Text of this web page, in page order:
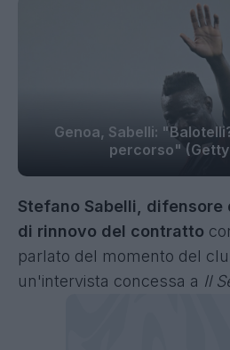
Genoa, Sabelli:
percorso" (Getty
Stefano Sabelli, difensore
di rinnovo del contratto
parlato del momento del
un'intervista concessa a Il